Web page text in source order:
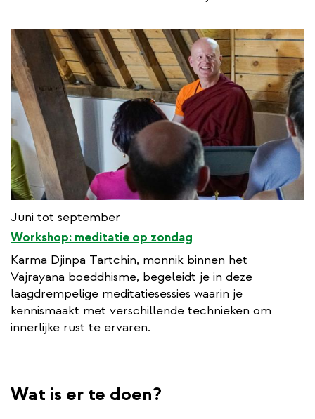
Juni tot september
Workshop: meditatie op zondag
Karma Djinpa Tartchin, monnik binnen het
Vajrayana boeddhisme, begeleidt je in deze
laagdrempelige meditatiesessies waarin je
kennismaakt met verschillende technieken om
innerlijke rust te ervaren.
Wat is er te doen?